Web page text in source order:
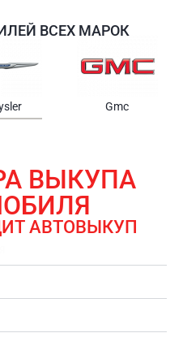
ВСЕХ МАРОК
Gmc
ВЫКУПА
АВТОВЫКУП